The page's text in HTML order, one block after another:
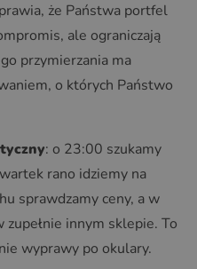
że Państwa portfel
ale ograniczają
przymierzania ma
o których Państwo
: o 23:00 szukamy
rano idziemy na
sprawdzamy ceny, a w
innym sklepie. To
wyprawy po okulary.